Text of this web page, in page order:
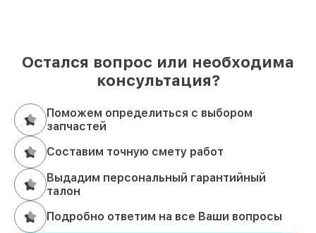
Остался вопрос или необходима
консультация?
Поможем определиться с выбором
запчастей
Составим точную смету работ
Выдадим персональный гарантийный
талон
Подробно ответим на все Ваши вопросы